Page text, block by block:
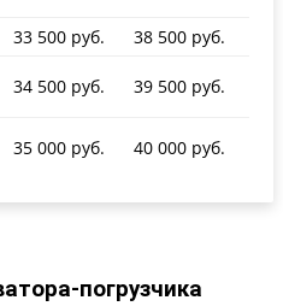
33 500 руб.
38 500 руб.
34 500 руб. 39 500 руб.
35 000 руб. 40 000 руб.
погрузчика